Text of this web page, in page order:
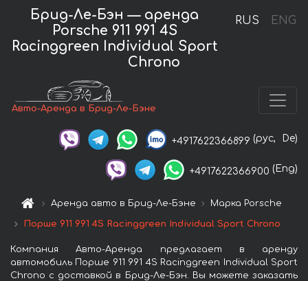
RUS ENG
Брид-Ле-Бэн — аренда
Porsche 911 991 4S
Racinggreen Individual Sport
Chrono
Авто-Аренда в Брид-Ле-Бэне
+4917622366899 (рус, De)
+4917622366900 (Eng)
Аренда авто в Брид-Ле-Бэне Марка Porsche
Порше 911 991 4S Racinggreen Individual Sport Chrono
Компания Авто-Аренда предлагает в аренду
автомобиль Порше 911 991 4S Racinggreen Individual Sport
Chrono с доставкой в Брид-Ле-Бэн. Вы можете заказать